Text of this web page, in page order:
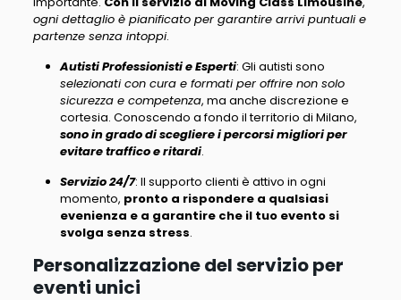
ogni dettaglio è pianificato per garantire arrivi puntuali e
partenze senza intoppi.
Autisti Professionisti e Esperti: Gli autisti sono
selezionati con cura e formati per offrire non solo
sicurezza e competenza, ma anche discrezione e
cortesia. Conoscendo a fondo il territorio di Milano,
sono in grado di scegliere i percorsi migliori per
evitare traffico e ritardi.
Servizio 24/7: Il supporto clienti è attivo in ogni
momento, pronto a rispondere a qualsiasi
evenienza e a garantire che il tuo evento si
svolga senza stress.
Personalizzazione del servizio per
eventi unici